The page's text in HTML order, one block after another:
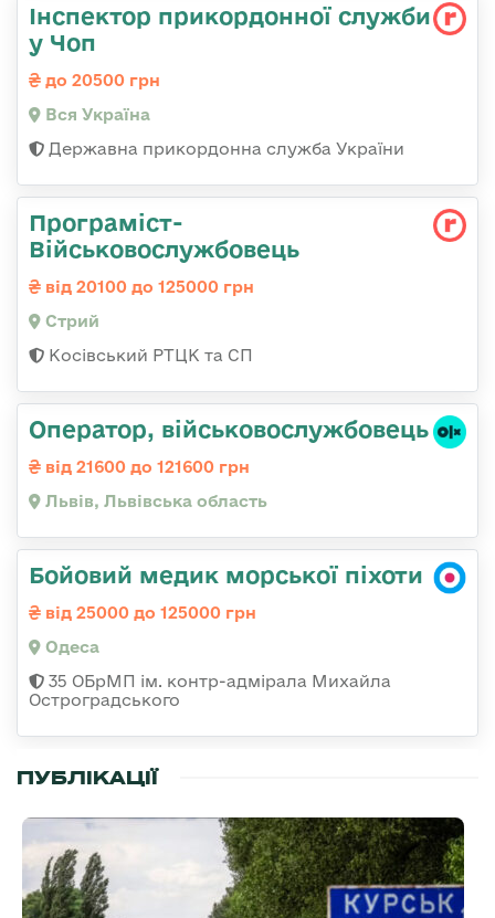
Інспектор прикордонної служби
у Чоп
до 20500 грн
Вся Україна
Державна прикордонна служба України
Програміст-
Військовослужбовець
від 20100 до 125000 грн
Стрий
Косівський РТЦК та СП
Оператор, військовослужбовець
від 21600 до 121600 грн
Львів, Львівська область
Бойовий медик морської піхоти
від 25000 до 125000 грн
Одеса
35 ОБрМП ім. контр-адмірала Михайла
Остроградського
ПУБЛІКАЦІЇ